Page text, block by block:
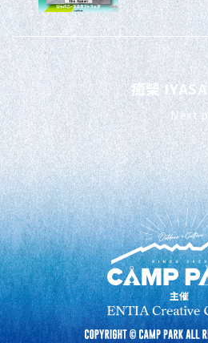
癒榮
Next
主催